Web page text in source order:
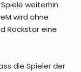
weiterhin
wird ohne
Rockstar eine
die Spieler der